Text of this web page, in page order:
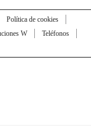
Política de cookies
W
Teléfonos